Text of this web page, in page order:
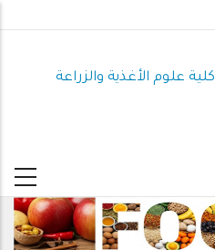
كلية علوم الأغذية والزراعة